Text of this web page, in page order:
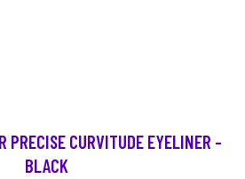
PRECISE CURVITUDE EYELINER -
BLACK